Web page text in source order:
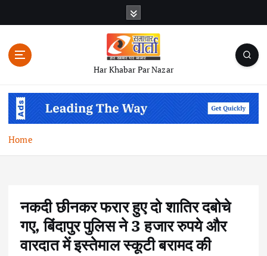
n
Har Khabar Par Nazar
Home
नकदी छीनकर फरार हुए दो शातिर दबोचे
गए, बिंदापुर पुलिस ने 3 हजार रुपये और
वारदात में इस्तेमाल स्कूटी बरामद की